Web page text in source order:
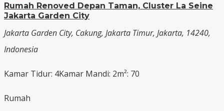
Rumah Renoved Depan Taman, Cluster La Seine
Jakarta Garden City
Jakarta Garden City, Cakung, Jakarta Timur, Jakarta, 14240,
Indonesia
Kamar Tidur: 4Kamar Mandi: 2m²: 70
Rumah